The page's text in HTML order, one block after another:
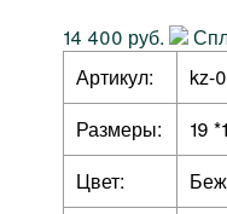
14 400 руб.
Артикул:
kz-
Размеры:
19
Цвет: